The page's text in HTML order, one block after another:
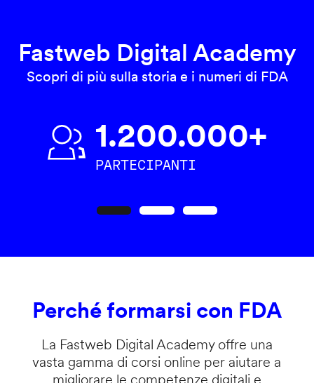
Fastweb Digital Academy
Scopri di più sulla storia e i numeri di FDA
1.200.000+
PARTECIPANTI
Perché formarsi con FDA
La Fastweb Digital Academy offre una
vasta gamma di corsi online per aiutare a
migliorare le competenze digitali e